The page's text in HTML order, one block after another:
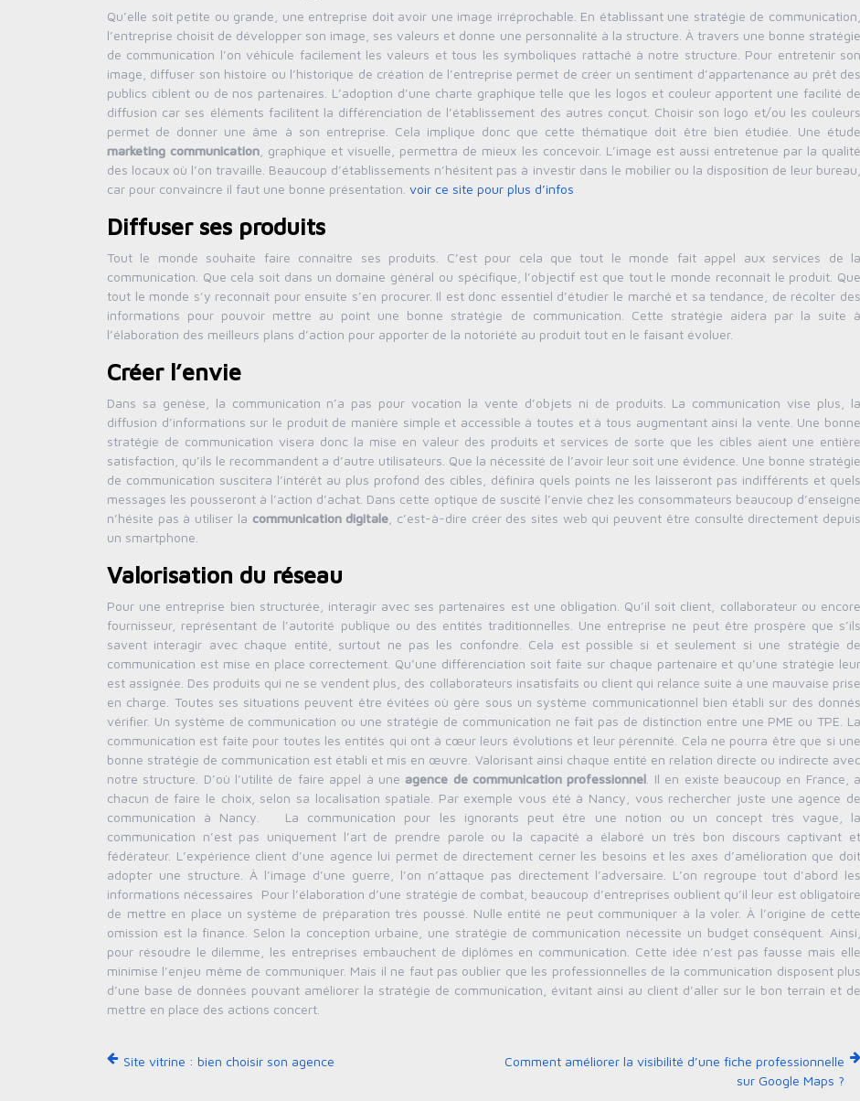
Qu’elle soit petite ou grande, une entreprise doit avoir une image irréprochable. En établissant une stratégie de communication,
l’entreprise choisit de développer son image, ses valeurs et donne une personnalité à la structure. À travers une bonne stratégie
de communication l’on véhicule facilement les valeurs et tous les symboliques rattaché à notre structure. Pour entretenir son
image, diffuser son histoire ou l’historique de création de l’entreprise permet de créer un sentiment d’appartenance au prêt des
publics ciblent ou de nos partenaires. L’adoption d’une charte graphique telle que les logos et couleur apportent une facilité de
diffusion car ses éléments facilitent la différenciation de l’établissement des autres conçut. Choisir son logo et/ou les couleurs
permet de donner une âme à son entreprise. Cela implique donc que cette thématique doit être bien étudiée. Une étude
marketing communication , graphique et visuelle, permettra de mieux les concevoir. L’image est aussi entretenue par la qualité
des locaux où l’on travaille. Beaucoup d’établissements n’hésitent pas à investir dans le mobilier ou la disposition de leur bureau,
car pour convaincre il faut une bonne présentation. voir ce site pour plus d’infos
Diffuser ses produits
Tout le monde souhaite faire connaître ses produits. C’est pour cela que tout le monde fait appel aux services de la
communication. Que cela soit dans un domaine général ou spécifique, l’objectif est que tout le monde reconnaît le produit. Que
tout le monde s’y reconnaît pour ensuite s’en procurer. Il est donc essentiel d’étudier le marché et sa tendance, de récolter des
informations pour pouvoir mettre au point une bonne stratégie de communication. Cette stratégie aidera par la suite à
l’élaboration des meilleurs plans d’action pour apporter de la notoriété au produit tout en le faisant évoluer.
Créer l’envie
Dans sa genèse, la communication n’a pas pour vocation la vente d’objets ni de produits. La communication vise plus, la
diffusion d’informations sur le produit de manière simple et accessible à toutes et à tous augmentant ainsi la vente. Une bonne
stratégie de communication visera donc la mise en valeur des produits et services de sorte que les cibles aient une entière
satisfaction, qu’ils le recommandent a d’autre utilisateurs. Que la nécessité de l’avoir leur soit une évidence. Une bonne stratégie
de communication suscitera l’intérêt au plus profond des cibles, définira quels points ne les laisseront pas indifférents et quels
messages les pousseront à l’action d’achat. Dans cette optique de suscité l’envie chez les consommateurs beaucoup d’enseigne
n’hésite pas à utiliser la communication digitale , c’est-à-dire créer des sites web qui peuvent être consulté directement depuis
un smartphone.
Valorisation du réseau
Pour une entreprise bien structurée, interagir avec ses partenaires est une obligation. Qu’il soit client, collaborateur ou encore
fournisseur, représentant de l’autorité publique ou des entités traditionnelles. Une entreprise ne peut être prospère que s’ils
savent interagir avec chaque entité, surtout ne pas les confondre. Cela est possible si et seulement si une stratégie de
communication est mise en place correctement. Qu’une différenciation soit faite sur chaque partenaire et qu’une stratégie leur
est assignée. Des produits qui ne se vendent plus, des collaborateurs insatisfaits ou client qui relance suite à une mauvaise prise
en charge. Toutes ses situations peuvent être évitées où gère sous un système communicationnel bien établi sur des donnés
vérifier. Un système de communication ou une stratégie de communication ne fait pas de distinction entre une PME ou TPE. La
communication est faite pour toutes les entités qui ont à cœur leurs évolutions et leur pérennité. Cela ne pourra être que si une
bonne stratégie de communication est établi et mis en œuvre. Valorisant ainsi chaque entité en relation directe ou indirecte avec
notre structure. D’où l’utilité de faire appel à uneagence de communicationprofessionnel . Il en existe beaucoup en France, a
chacun de faire le choix, selon sa localisation spatiale. Par exemple vous été à Nancy, vous rechercher juste une agence de
communication à Nancy. La communication pour les ignorants peut être une notion ou un concept très vague, la
communication n’est pas uniquement l’art de prendre parole ou la capacité a élaboré un très bon discours captivant et
fédérateur. L’expérience client d’une agence lui permet de directement cerner les besoins et les axes d’amélioration que doit
adopter une structure. À l’image d’une guerre, l’on n’attaque pas directement l’adversaire. L’on regroupe tout d’abord les
informations nécessaires Pour l’élaboration d’une stratégie de combat, beaucoup d’entreprises oublient qu’il leur est obligatoire
de mettre en place un système de préparation très poussé. Nulle entité ne peut communiquer à la voler. À l’origine de cette
omission est la finance. Selon la conception urbaine, une stratégie de communication nécessite un budget conséquent. Ainsi,
pour résoudre le dilemme, les entreprises embauchent de diplômes en communication. Cette idée n’est pas fausse mais elle
minimise l’enjeu même de communiquer. Mais il ne faut pas oublier que les professionnelles de la communication disposent plus
d’une base de données pouvant améliorer la stratégie de communication, évitant ainsi au client d’aller sur le bon terrain et de
mettre en place des actions concert.
Site vitrine : bien choisir son agence
Comment améliorer la visibilité d’une fiche professionnelle
sur Google Maps ?